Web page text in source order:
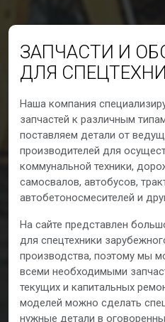
ЗАПЧАСТИ И
ДЛЯ
Наша компания
запчастей к различным
поставляем детали от
производителей для
коммунальной техники,
самосвалов, автобусов,
автобетоносмесителей и
На сайте представлен
для спецтехники
производства, поэтому мы
всеми необходимыми
текущих и капитальных
моделей можно сделать
нужные детали в